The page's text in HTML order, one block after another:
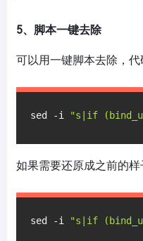
5、脚本一键去除
可以用一键脚本去除，代
sed -i "s|if
如果需要还原成之前的样
sed -i "s|if